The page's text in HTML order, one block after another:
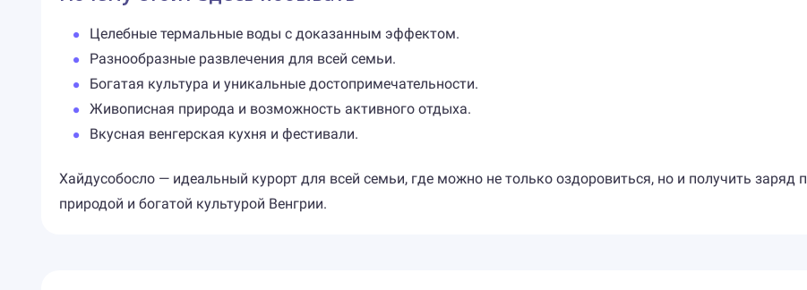
Целебные термальные воды с доказанным эффектом.
Разнообразные развлечения для всей семьи.
Богатая культура и уникальные достопримечательности.
Живописная природа и возможность активного отдыха.
Вкусная венгерская кухня и фестивали.
Хайдусобосло — идеальный курорт для всей семьи, где можно не только оздоровиться, но и получить
природой и богатой культурой Венгрии.